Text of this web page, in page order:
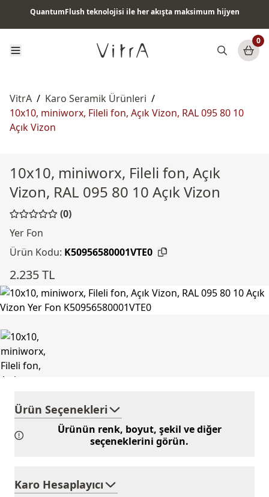
QuantumFlush teknolojisi ile her akışta maksimum hijyen
0
VitrA / Karo Seramik Ürünleri /
10x10, miniworx, Fileli fon, Açık Vizon, RAL 095 80 10
Açık Vizon
10x10, miniworx, Fileli fon, Açık
Vizon, RAL 095 80 10 Açık Vizon
(0)
Yer Fon
Ürün Kodu: K50956580001VTE0
2.235 TL
Ürün Seçenekleri
Ürünün renk, boyut, şekil ve diğer
seçeneklerini görün.
Karo Hesaplayıcı